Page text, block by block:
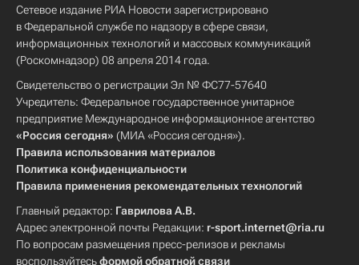
Сетевое издание РИА Новости зарегистрировано
в Федеральной службе по надзору в сфере связи,
информационных технологий и массовых коммуникаций
(Роскомнадзор) 08 апреля 2014 года.
Свидетельство о регистрации Эл № ФС77-57640
Учредитель: Федеральное государственное унитарное
предприятие Международное информационное агентство
«Россия сегодня» (МИА «Россия сегодня»).
Правила использования материалов
Политика конфиденциальности
Правила применения рекомендательных технологий
Главный редактор: Гаврилова А.В.
Адрес электронной почты Редакции: r-sport.internet@ria.ru
По вопросам размещения пресс-релизов и рекламы
воспользуйтесьформой обратной связи